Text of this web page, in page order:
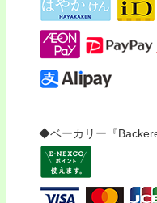
◆ベーカリー『